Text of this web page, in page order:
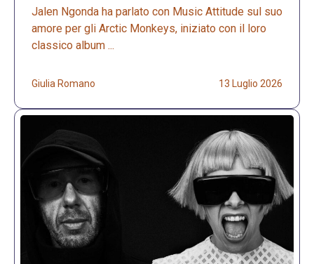
Jalen Ngonda ha parlato con Music Attitude sul suo
amore per gli Arctic Monkeys, iniziato con il loro
classico album ...
Giulia Romano 13 Luglio 2026